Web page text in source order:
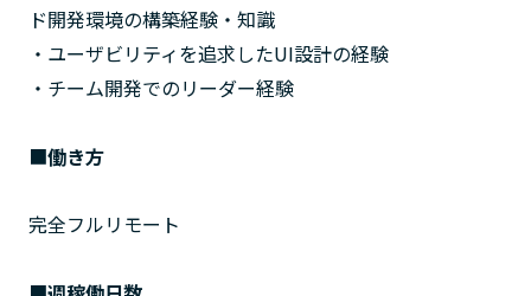
ド開発環境の構築経験・知識
・ユーザビリティを追求したUI設計の経験
・チーム開発でのリーダー経験
■働き方
完全フルリモート